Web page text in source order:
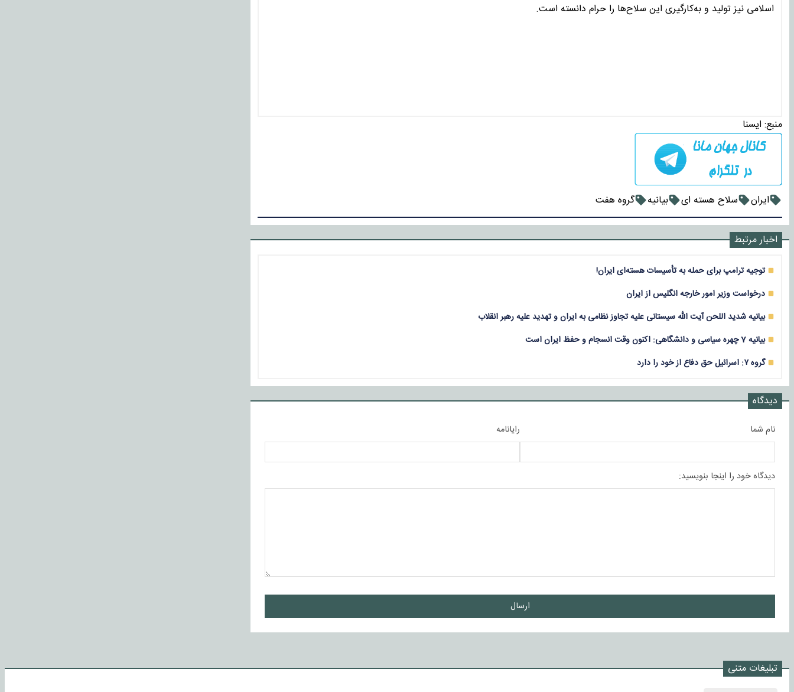
اسلامی نیز تولید و به‌کارگیری این سلاح‌ها را حرام دانسته است.
منبع: ايسنا
ایران سلاح هسته ای بیانیه گروه هفت
اخبار مرتبط
توجیه ترامپ برای حمله به تأسیسات هسته‌ای ایران!
درخواست وزیر امور خارجه انگلیس از ایران
بیانیه شدید اللحن آیت الله سیستانی علیه تجاوز نظامی به ایران و تهدید علیه رهبر انقلاب
بیانیه 7 چهره سیاسی و دانشگاهی: اکنون وقت انسجام و حفظ ایران است
گروه ۷: اسرائیل حق دفاع از خود را دارد
دیدگاه
نام شما رایانامه
دیدگاه خود را اینجا بنویسید:
ارسال
تبلیغات متنی